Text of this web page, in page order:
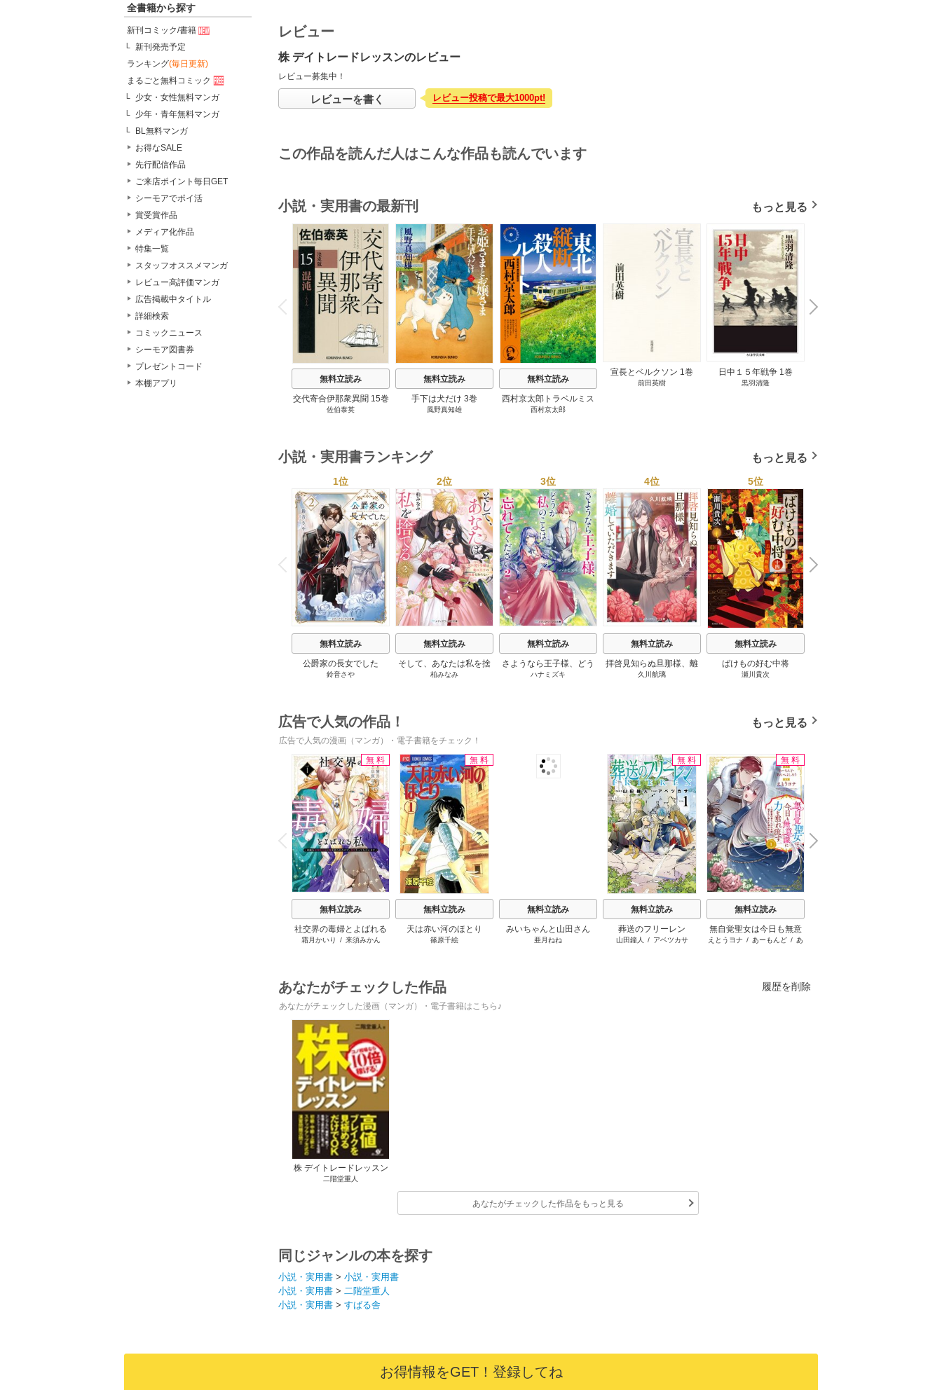
全書籍から探す
新刊コミック/書籍
新刊発売予定
ランキング(毎日更新)
まるごと無料コミック
少女・女性無料マンガ
少年・青年無料マンガ
BL無料マンガ
お得なSALE
先行配信作品
ご来店ポイント毎日GET
シーモアでポイ活
賞受賞作品
メディア化作品
特集一覧
スタッフオススメマンガ
レビュー高評価マンガ
広告掲載中タイトル
詳細検索
コミックニュース
シーモア図書券
プレゼントコード
本棚アプリ
レビュー
株 デイトレードレッスンのレビュー
レビュー募集中！
レビューを書く レビュー投稿で最大1000pt!
この作品を読んだ人はこんな作品も読んでいます
小説・実用書の最新刊 もっと見る
P
r
e
i
o
u
s
無料立読み
交代寄合伊那衆異聞 15巻
佐伯泰英
無料立読み
手下は犬だけ 3巻
風野真知雄
無料立読み
西村京太郎トラベルミス
テリー・セレクション 2
西村京太郎
宣長とベルクソン 1巻
前田英樹
日中１５年戦争 1巻
黒羽清隆
N
e
x
t
小説・実用書ランキング もっと見る
P
r
e
v
i
o
u
s
1位
無料立読み
公爵家の長女でした
鈴音さや
2位
無料立読み
そして、あなたは私を捨
てる
柏みなみ
3位
無料立読み
さようなら王子様、どう
か私のことは忘れてくだ
ハナミズキ
4位
無料立読み
拝啓見知らぬ旦那様、離
婚していただきます
久川航璃
5位
無料立読み
ばけもの好む中将
瀬川貴次
N
e
x
t
広告で人気の作品！ もっと見る
広告で人気の漫画（マンガ）・電子書籍をチェック！
P
r
e
v
i
o
u
s
無料
無料立読み
社交界の毒婦とよばれる
私～素敵な辺境伯令息に
霜月かいり / 来須みかん
無料
無料立読み
天は赤い河のほとり
篠原千絵
無料立読み
みいちゃんと山田さん
亜月ねね
無料
無料立読み
葬送のフリーレン
山田鐘人 / アベツカサ
無料
無料立読み
無自覚聖女は今日も無意
識に力を垂れ流す ～公
えとうヨナ / あーもんど / あ
N
e
x
t
あなたがチェックした作品 履歴を削除
あなたがチェックした漫画（マンガ）・電子書籍はこちら♪
株 デイトレードレッスン
二階堂重人
あなたがチェックした作品をもっと見る
同じジャンルの本を探す
小説・実用書 > 小説・実用書
小説・実用書 > 二階堂重人
小説・実用書 > すばる舎
お得情報をGET！登録してね